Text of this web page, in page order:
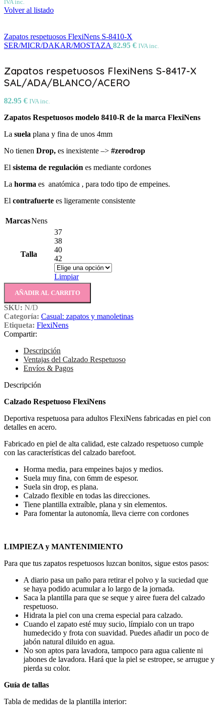
IVA inc.
Volver al listado
Zapatos respetuosos FlexiNens S-8410-X
SER/MICR/DAKAR/MOSTAZA 82.95 € IVA inc.
Zapatos respetuosos FlexiNens S-8417-X
SAL/ADA/BLANCO/ACERO
82.95 € IVA inc.
Zapatos Respetuosos modelo 8410-R de la marca FlexiNens
La suela plana y fina de unos 4mm
No tienen Drop, es inexistente –> #zerodrop
El sistema de regulación es mediante cordones
La horma es anatómica , para todo tipo de empeines.
El contrafuerte es ligeramente consistente
MarcasNens
Talla
37
38
40
42
Limpiar
AÑADIR AL CARRITO
SKU: N/D
Categoría: Casual: zapatos y manoletinas
Etiqueta: FlexiNens
Compartir:
Descripción
Ventajas del Calzado Respetuoso
Envíos & Pagos
Descripción
Calzado Respetuoso FlexiNens
Deportiva respetuosa para adultos FlexiNens fabricadas en piel con
detalles en acero.
Fabricado en piel de alta calidad, este calzado respetuoso cumple
con las características del calzado barefoot.
Horma media, para empeines bajos y medios.
Suela muy fina, con 6mm de espesor.
Suela sin drop, es plana.
Calzado flexible en todas las direcciones.
Tiene plantilla extraíble, plana y sin elementos.
Para fomentar la autonomía, lleva cierre con cordones
LIMPIEZA y MANTENIMIENTO
Para que tus zapatos respetuosos luzcan bonitos, sigue estos pasos:
A diario pasa un paño para retirar el polvo y la suciedad que
se haya podido acumular a lo largo de la jornada.
Saca la plantilla para que se seque y airee fuera del calzado
respetuoso.
Hidrata la piel con una crema especial para calzado.
Cuando el zapato esté muy sucio, límpialo con un trapo
humedecido y frota con suavidad. Puedes añadir un poco de
jabón natural diluido en agua.
No son aptos para lavadora, tampoco para agua caliente ni
jabones de lavadora. Hará que la piel se estropee, se arrugue y
pierda su color.
Guía de tallas
Tabla de medidas de la plantilla interior: